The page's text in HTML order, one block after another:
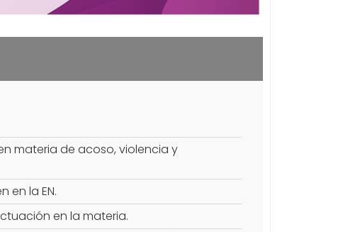
materia de acoso, violencia y
en la EN.
en la materia.